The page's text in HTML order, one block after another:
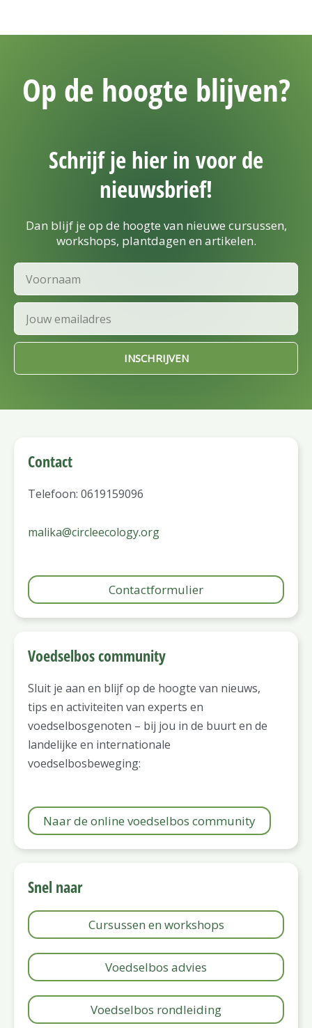
Op de hoogte blijven?
Schrijf je hier in voor de
nieuwsbrief!
Dan blijf je op de hoogte van nieuwe cursussen,
workshops, plantdagen en artikelen.
Voornaam
Email
INSCHRIJVEN
Contact
Telefoon: 0619159096
malika@circleecology.org
Contactformulier
Voedselbos community
Sluit je aan en blijf op de hoogte van nieuws,
tips en activiteiten van experts en
voedselbosgenoten – bij jou in de buurt en de
landelijke en internationale
voedselbosbeweging:
Naar de online voedselbos community
Snel naar
Cursussen en workshops
Voedselbos advies
Voedselbos rondleiding